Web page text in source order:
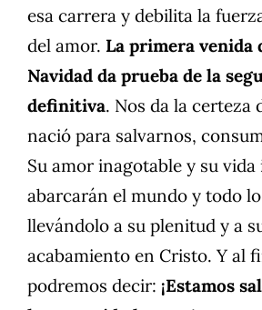
esa carrera y debilita la
del amor. La primera venida
Navidad da prueba de la
definitiva. Nos da la certeza
nació para salvarnos,
Su amor inagotable y su
abarcarán el mundo y todo
llevándolo a su plenitud y a
acabamiento en Cristo. Y al
podremos decir: ¡Estamos